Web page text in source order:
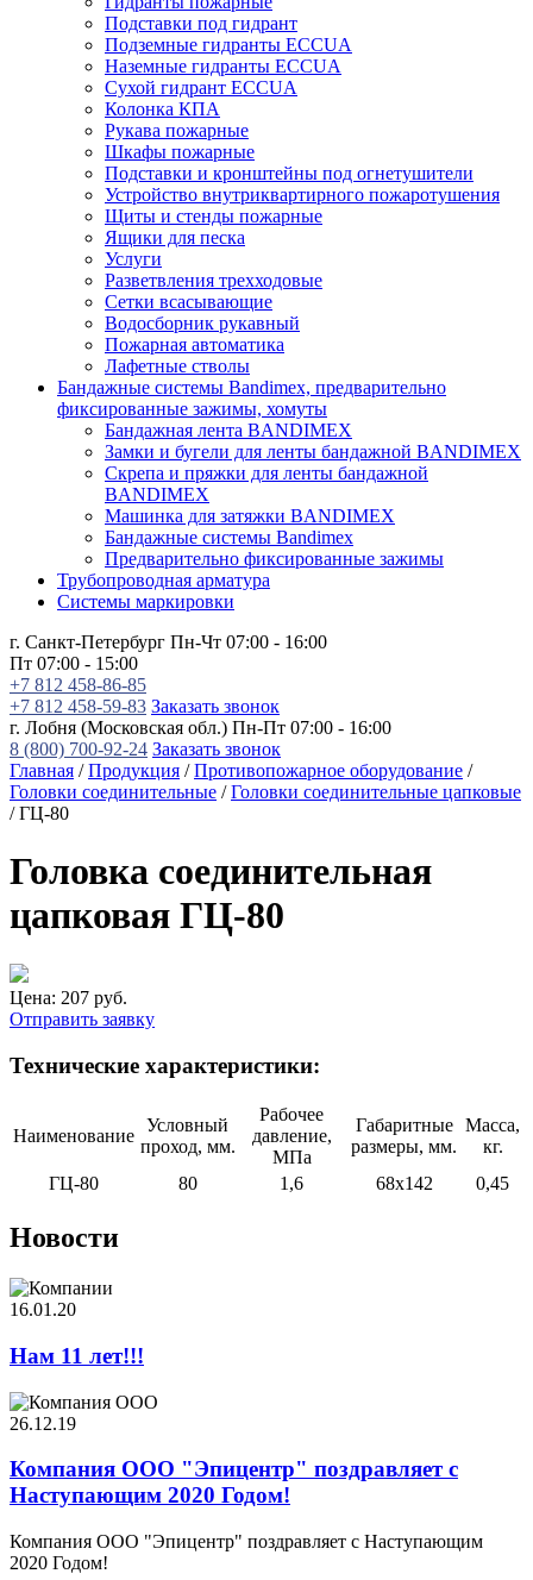
Подставки под гидрант
Подземные гидранты ECCUA
Наземные гидранты ECCUA
Сухой гидрант ECCUA
Колонка КПА
Рукава пожарные
Шкафы пожарные
Подставки и кронштейны под огнетушители
Устройство внутриквартирного пожаротушения
Щиты и стенды пожарные
Ящики для песка
Услуги
Разветвления трехходовые
Сетки всасывающие
Водосборник рукавный
Пожарная автоматика
Лафетные стволы
Бандажные системы Bandimex, предварительно
фиксированные зажимы, хомуты
Бандажная лента BANDIMEX
Замки и бугели для ленты бандажной BANDIMEX
Скрепа и пряжки для ленты бандажной
BANDIMEX
Машинка для затяжки BANDIMEX
Бандажные системы Bandimex
Предварительно фиксированные зажимы
Трубопроводная арматура
Системы маркировки
г. Санкт-Петербург Пн-Чт 07:00 - 16:00
Пт 07:00 - 15:00
+7 812 458-86-85
+7 812 458-59-83 Заказать звонок
г. Лобня (Московская обл.) Пн-Пт 07:00 - 16:00
8 (800) 700-92-24 Заказать звонок
Главная / Продукция / Противопожарное оборудование /
Головки соединительные / Головки соединительные цапковые
/ ГЦ-80
Головка соединительная
цапковая ГЦ-80
Цена: 207 руб.
Отправить заявку
Технические характеристики:
Наименование
Условный
проход, мм.
Рабочее
давление,
МПа
Габаритные
размеры, мм.
Масса,
кг.
ГЦ-80
80 1,6 68х142 0,45
Новости
16.01.20
Нам 11 лет!!!
26.12.19
Компания ООО "Эпицентр" поздравляет с
Наступающим 2020 Годом!
Компания ООО "Эпицентр" поздравляет с Наступающим
2020 Годом!